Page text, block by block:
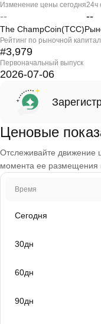
Изменение цены сегодня
--
24ч
--
The
Рейтинг по рыночной
#3,979
Первоначальный выпуск
2026-07-06
Ценовые
Отслеживайте движение
момента ее размещения
Время
Сегодня
30дн
60дн
90дн